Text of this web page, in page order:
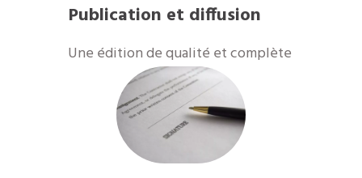
Publication et diffusion
​Une édition de qualité et complète